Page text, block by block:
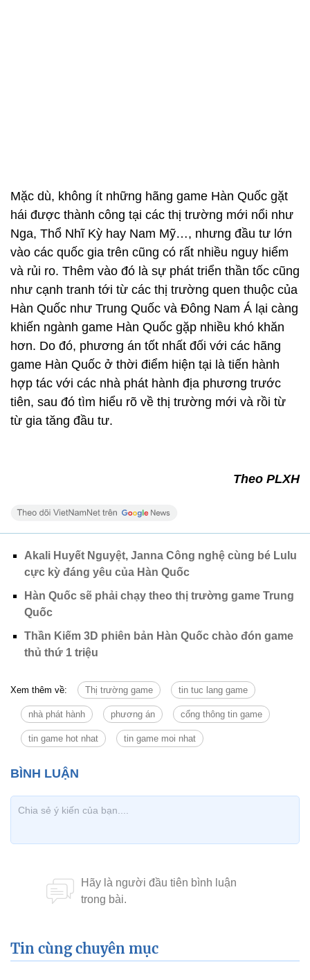
Mặc dù, không ít những hãng game Hàn Quốc gặt
hái được thành công tại các thị trường mới nổi như
Nga, Thổ Nhĩ Kỳ hay Nam Mỹ…, nhưng đầu tư lớn
vào các quốc gia trên cũng có rất nhiều nguy hiểm
và rủi ro. Thêm vào đó là sự phát triển thần tốc cũng
như cạnh tranh tới từ các thị trường quen thuộc của
Hàn Quốc như Trung Quốc và Đông Nam Á lại càng
khiến ngành game Hàn Quốc gặp nhiều khó khăn
hơn. Do đó, phương án tốt nhất đối với các hãng
game Hàn Quốc ở thời điểm hiện tại là tiến hành
hợp tác với các nhà phát hành địa phương trước
tiên, sau đó tìm hiểu rõ về thị trường mới và rồi từ
từ gia tăng đầu tư.
Theo PLXH
Akali Huyết Nguyệt, Janna Công nghệ cùng bé Lulu
cực kỳ đáng yêu của Hàn Quốc
Hàn Quốc sẽ phải chạy theo thị trường game Trung
Quốc
Thần Kiếm 3D phiên bản Hàn Quốc chào đón game
thủ thứ 1 triệu
Xem thêm về: Thị trường game tin tuc lang game
nhà phát hành phương án cổng thông tin game
tin game hot nhat tin game moi nhat
Tin cùng chuyên mục